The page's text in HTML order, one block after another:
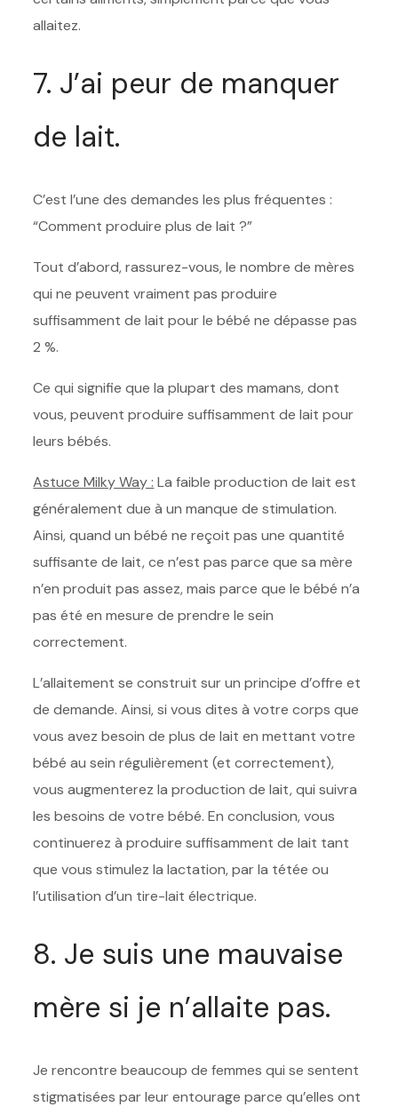
allaitez.
7. J’ai peur de manquer
de lait.
C’est l’une des demandes les plus fréquentes :
“Comment produire plus de lait ?”
Tout d’abord, rassurez-vous, le nombre de mères
qui ne peuvent vraiment pas produire
suffisamment de lait pour le bébé ne dépasse pas
2 %.
Ce qui signifie que la plupart des mamans, dont
vous, peuvent produire suffisamment de lait pour
leurs bébés.
Astuce Milky Way : La faible production de lait est
généralement due à un manque de stimulation.
Ainsi, quand un bébé ne reçoit pas une quantité
suffisante de lait, ce n’est pas parce que sa mère
n’en produit pas assez, mais parce que le bébé n’a
pas été en mesure de prendre le sein
correctement.
L’allaitement se construit sur un principe d’offre et
de demande. Ainsi, si vous dites à votre corps que
vous avez besoin de plus de lait en mettant votre
bébé au sein régulièrement (et correctement),
vous augmenterez la production de lait, qui suivra
les besoins de votre bébé. En conclusion, vous
continuerez à produire suffisamment de lait tant
que vous stimulez la lactation, par la tétée ou
l’utilisation d’un tire-lait électrique.
8. Je suis une mauvaise
mère si je n’allaite pas.
Je rencontre beaucoup de femmes qui se sentent
stigmatisées par leur entourage parce qu’elles ont